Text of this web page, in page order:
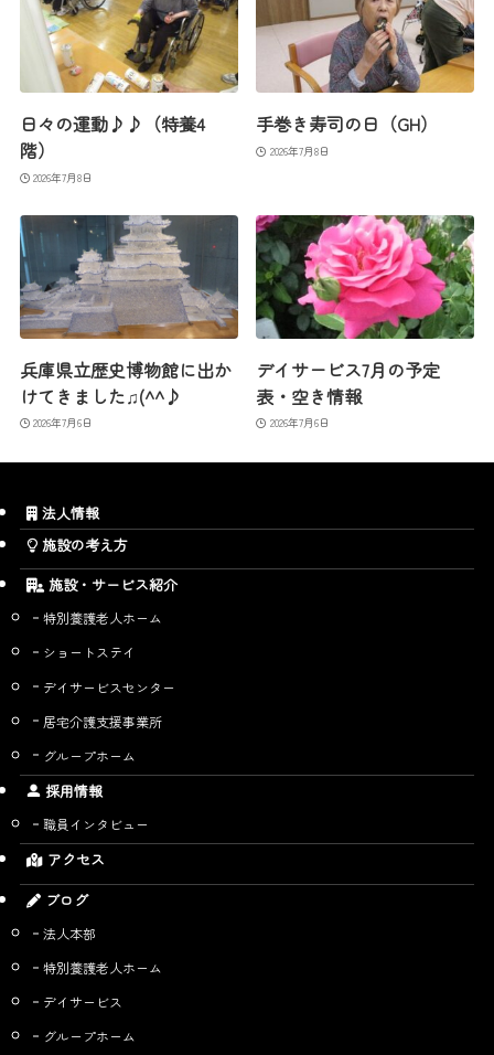
日々の運動♪♪（特養4
階）
2026年7月8日
手巻き寿司の日（GH）
2026年7月8日
兵庫県立歴史博物館に出か
けてきました♫(^^♪
2026年7月6日
デイサービス7月の予定
表・空き情報
2026年7月6日
法人情報
施設の考え方
施設・サービス紹介
特別養護老人ホーム
ショートステイ
デイサービスセンター
居宅介護支援事業所
グループホーム
採用情報
職員インタビュー
アクセス
ブログ
法人本部
特別養護老人ホーム
デイサービス
グループホーム